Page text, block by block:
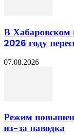
В Хабаровском
2026 году
07.08.2026
Режим
из-за паводка